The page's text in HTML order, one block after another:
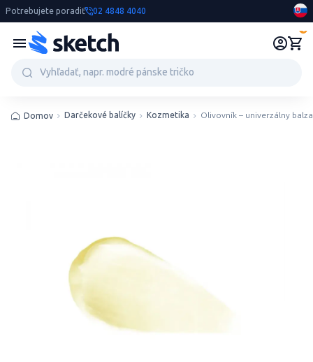
Potrebujete poradiť 02 4848 4040
Domov Darčekové balíčky Kozmetika Olivovník – univerzálny